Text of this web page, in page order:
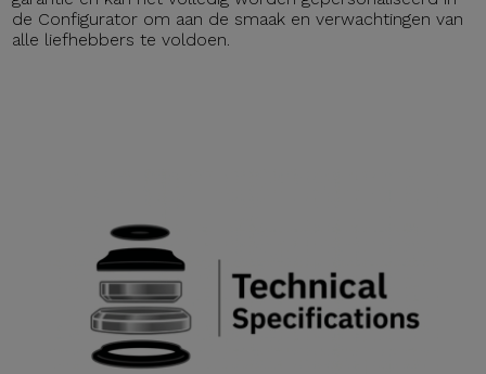
de Configurator om aan de smaak en verwachtingen van
alle liefhebbers te voldoen.